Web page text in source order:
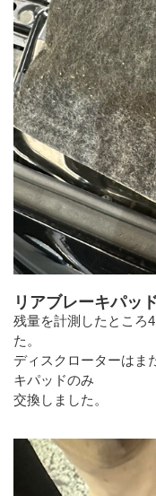
リアブレーキパッ
残量を計測したところ
た。
ディスクローターはま
キパッドのみ
交換しました。